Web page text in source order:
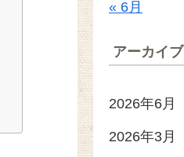
« 6月
アーカイブ
2026年6月
2026年3月